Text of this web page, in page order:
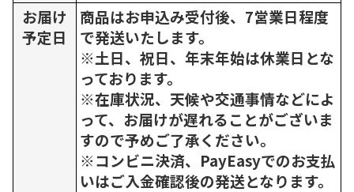
お届け
予定日
商品はお申込み受付後、7営業日程度
で発送いたします。
※土日、祝日、年末年始は休業日とな
っております。
※在庫状況、天候や交通事情などによ
って、お届けが遅れることがございま
すので予めご了承ください。
※コンビニ決済、PayEasyでのお支払
いはご入金確認後の発送となります。